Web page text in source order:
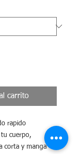
carrito
rapido
tu cuerpo,
corta y manga